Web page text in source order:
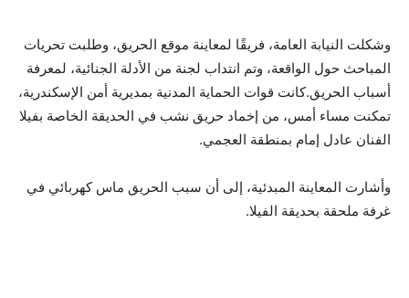
وشكلت النيابة العامة، فريقًا لمعاينة موقع الحريق، وطلبت تحريات
المباحث حول الواقعة، وتم انتداب لجنة من الأدلة الجنائية، لمعرفة
أسباب الحريق.كانت قوات الحماية المدنية بمديرية أمن الإسكندرية،
تمكنت مساء أمس، من إخماد حريق نشب في الحديقة الخاصة بفيلا
الفنان عادل إمام بمنطقة العجمي.
وأشارت المعاينة المبدئية، إلى أن سبب الحريق ماس كهربائي في
غرفة ملحقة بحديقة الفيلا.